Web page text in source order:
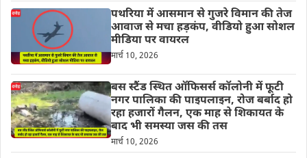
पथरिया में आसमान से गुजरे विमान की तेज
आवाज से मचा हड़कंप, वीडियो हुआ सोशल
मीडिया पर वायरल
मार्च 10, 2026
बस स्टैंड स्थित ऑफिसर्स कॉलोनी में फूटी
नगर पालिका की पाइपलाइन, रोज बर्बाद हो
रहा हजारों गैलन, एक माह से शिकायत के
बाद भी समस्या जस की तस
मार्च 10, 2026